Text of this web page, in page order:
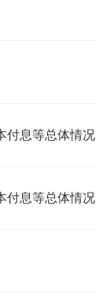
付息等总体情况
付息等总体情况